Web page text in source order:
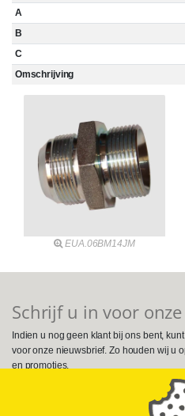
A
B
C
Omschrijving
EUA.06BM14JM
Schrijf u in voor
Indien u nog geen klant bij ons bent,
voor onze nieuwsbrief. Zo houden wij u
en promoties.
Volg ons op Social Media